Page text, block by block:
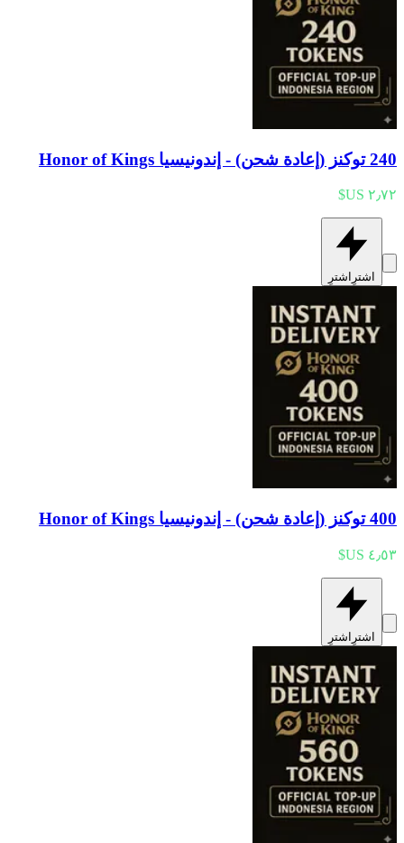
240 توكنز (إعادة شحن) - إندونيسيا Honor of Kings
اشترِ اشترِ
400 توكنز (إعادة شحن) - إندونيسيا Honor of Kings
اشترِ اشترِ